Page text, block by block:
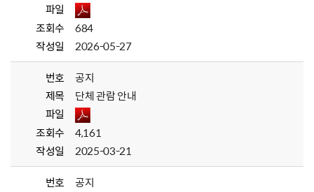
파일
조회수
684
작성일
2026-05-27
번호
공지
제목
단체 관람 안내
파일
조회수
4,161
작성일
2025-03-21
번호
공지